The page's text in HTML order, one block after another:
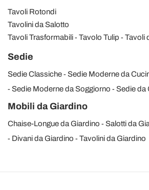
Tavoli Rotondi
Tavolini da Salotto
Tavoli Trasformabili
Tavolo Tulip Tavoli
Sedie
Sedie Classiche
Sedie Moderne da
Sedie Moderne da Soggiorno
Sedie da
Mobili da Giardino
Chaise-Longue da Giardino
Salotti da
Divani da Giardino
Tavolini da Giardino